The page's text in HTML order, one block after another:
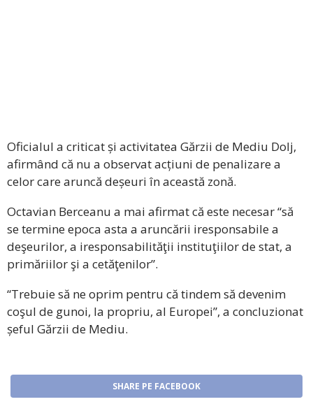
Oficialul a criticat și activitatea Gărzii de Mediu Dolj,
afirmând că nu a observat acțiuni de penalizare a
celor care aruncă deșeuri în această zonă.
Octavian Berceanu a mai afirmat că este necesar “să
se termine epoca asta a aruncării iresponsabile a
deşeurilor, a iresponsabilităţii instituţiilor de stat, a
primăriilor şi a cetăţenilor”.
“Trebuie să ne oprim pentru că tindem să devenim
coşul de gunoi, la propriu, al Europei”, a concluzionat
șeful Gărzii de Mediu.
SHARE PE FACEBOOK